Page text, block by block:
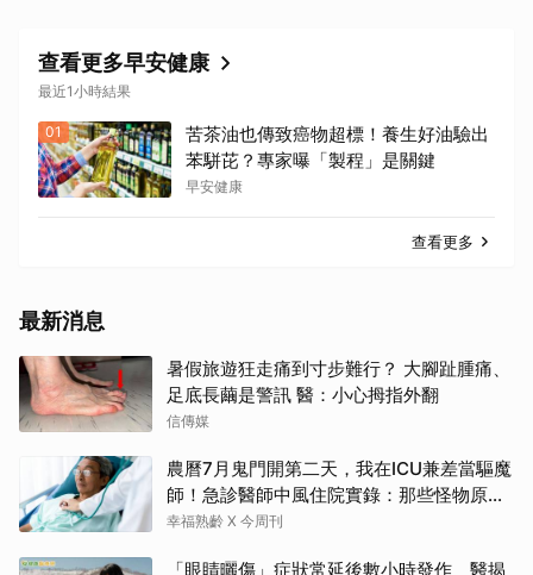
查看更多早安健康
最近1小時結果
01
苦茶油也傳致癌物超標！養生好油驗出
苯駢芘？專家曝「製程」是關鍵
早安健康
查看更多
最新消息
暑假旅遊狂走痛到寸步難行？ 大腳趾腫痛、
足底長繭是警訊 醫：小心拇指外翻
信傳媒
農曆7月鬼門開第二天，我在ICU兼差當驅魔
師！急診醫師中風住院實錄：那些怪物原來
叫譫妄
幸福熟齡 X 今周刊
「眼睛曬傷」症狀常延後數小時發作 醫揭